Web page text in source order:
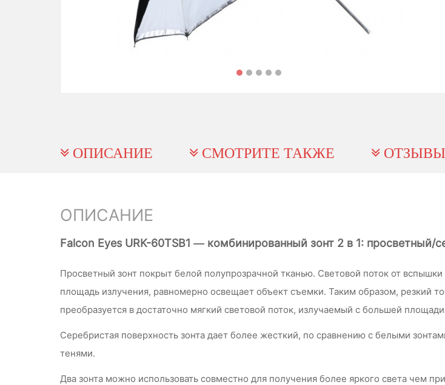
ОПИСАНИЕ СМОТРИТЕ ТАКЖЕ ОТЗЫВЫ
ОПИСАНИЕ
Falcon Eyes URK-60TSB1 — комбинированный зонт 2 в 1:
Просветный зонт покрыт белой полупрозрачной тканью. Световой поток от
площадь излучения, равномерно освещает объект съемки. Таким образом, резкий
преобразуется в достаточно мягкий световой поток, излучаемый с большей
Серебристая поверхность зонта дает более жесткий, по сравнению с белыми
тенями.
Два зонта можно использовать совместно для получения более яркого света чем